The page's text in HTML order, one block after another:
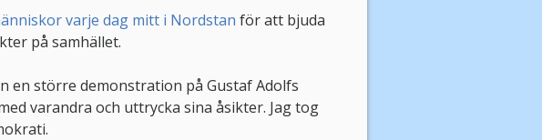
varje dag mitt i Nordstan för att bjuda
på samhället.
en större demonstration på Gustaf Adolfs
varandra och uttrycka sina åsikter. Jag tog